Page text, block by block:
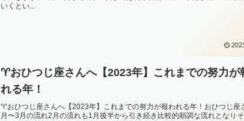
いくとい...
♈️おひつじ座さんへ【2023年】これまでの努力が
れる年！
♈️おひつじ座さんへ【2023年】これまでの努力が報われる年！おひつじ座
月〜3月の流れ2月の流れも1月後半から引き続き比較的順調な流れとなり